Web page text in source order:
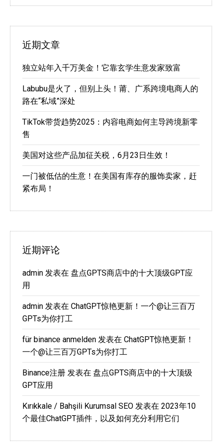
近期文章
独立站年入千万美金！它靠玄学生意发家致富
Labubu是火了，但别上头！莆、广系跨境电商人的
路在“私域”深处
TikTok带货趋势2025：内容电商如何主导跨境新零
售
美国对这些产品加征关税，6月23日生效！
一门被低估的生意！在美国有库存的服饰卖家，赶
紧布局！
近期评论
admin 发表在 盘点GPTS商店中的十大顶级GPT应
用
admin 发表在 ChatGPT惊艳更新！一个@让三百万
GPTs为你打工
für binance anmelden 发表在 ChatGPT惊艳更新！
一个@让三百万GPTs为你打工
Binance注册 发表在 盘点GPTS商店中的十大顶级
GPT应用
Kırıkkale / Bahşili Kurumsal SEO 发表在 2023年10
个最佳ChatGPT插件，以及如何充分利用它们